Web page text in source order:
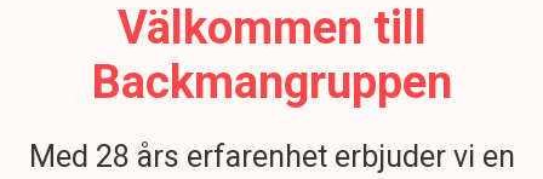
Välkommen till
Backmangruppen
Med 28 års erfarenhet erbjuder vi en